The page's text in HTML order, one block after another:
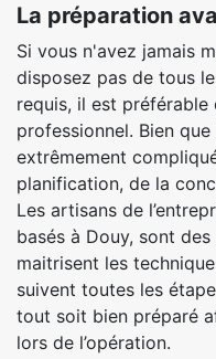
La préparation
Si vous n'avez jamais
disposez pas de tous
requis, il est
professionnel. Bien
extrêmement
planification, de la
Les artisans de
basés à Douy, sont
maitrisent les
suivent toutes les
tout soit bien préparé
lors de l’opération.